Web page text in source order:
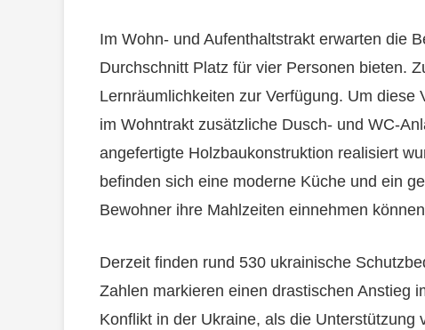
Im Wohn- und Aufenthaltstrakt erwarten die
Durchschnitt Platz für vier Personen bieten.
Lernräumlichkeiten zur Verfügung. Um
im Wohntrakt zusätzliche Dusch- und WC-
angefertigte Holzbaukonstruktion realisiert
befinden sich eine moderne Küche und ein
Bewohner ihre Mahlzeiten einnehmen
Derzeit finden rund 530 ukrainische
Zahlen markieren einen drastischen Anstieg
Konflikt in der Ukraine, als die Unterstützung